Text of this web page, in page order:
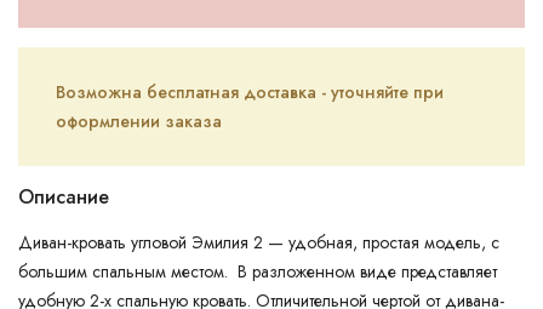
Возможна бесплатная доставка - уточняйте при
оформлении заказа
Описание
Диван-кровать угловой Эмилия 2 — удобная, простая модель, с
большим спальным местом. В разложенном виде представляет
удобную 2-х спальную кровать. Отличительной чертой от дивана-